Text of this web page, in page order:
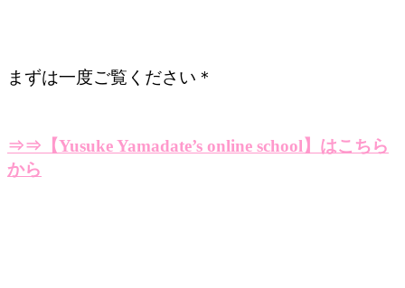
まずは一度ご覧ください＊
⇒⇒【Yusuke Yamadate’s online school】はこちら
から